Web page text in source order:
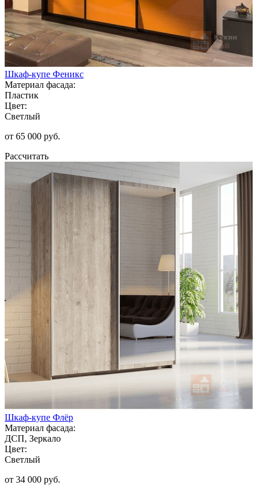
Шкаф-купе Феникс
Материал фасада:
Пластик
Цвет:
Светлый
от 65 000 руб.
Рассчитать
Шкаф-купе Флёр
Материал фасада:
ДСП, Зеркало
Цвет:
Светлый
от 34 000 руб.